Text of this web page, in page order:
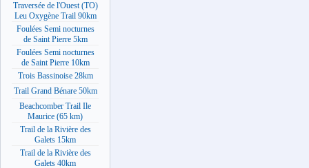
Traversée de l'Ouest (TO)
Leu Oxygène Trail 90km
Foulées Semi nocturnes
de Saint Pierre 5km
Foulées Semi nocturnes
de Saint Pierre 10km
Trois Bassinoise 28km
Trail Grand Bénare 50km
Beachcomber Trail Ile
Maurice (65 km)
Trail de la Rivière des
Galets 15km
Trail de la Rivière des
Galets 40km